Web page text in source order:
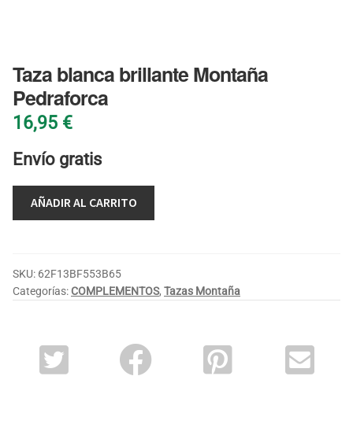
Taza blanca brillante Montaña
Pedraforca
16,95 €
Envío gratis
AÑADIR AL CARRITO
SKU: 62F13BF553B65
Categorías:COMPLEMENTOS, Tazas Montaña